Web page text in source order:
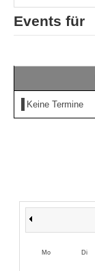
Events für
Keine Termine
Mo Di